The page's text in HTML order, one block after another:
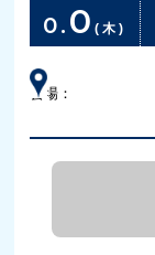
0. 0 (木)
会場：